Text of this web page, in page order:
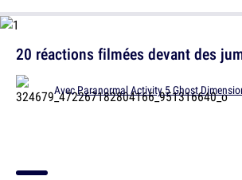
20 réactions filmées devant des
AvecParanormal Activity 5 Ghost